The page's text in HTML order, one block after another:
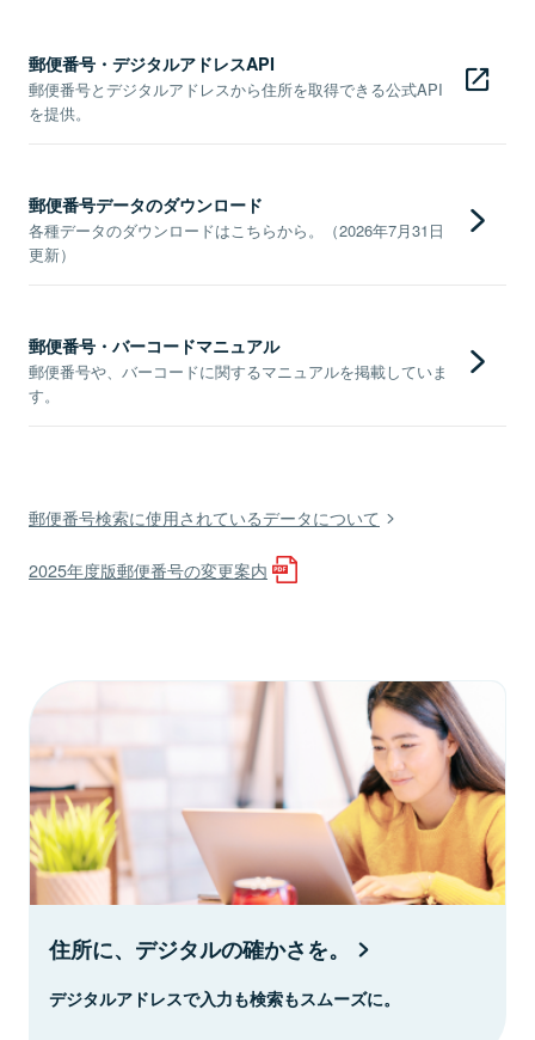
郵便番号・デジタルアドレスAPI
郵便番号とデジタルアドレスから住所を取得できる公式API
を提供。
郵便番号データのダウンロード
各種データのダウンロードはこちらから。（2026年7月31日
更新）
郵便番号・バーコードマニュアル
郵便番号や、バーコードに関するマニュアルを掲載していま
す。
郵便番号検索に使用されているデータについて
2025年度版郵便番号の変更案内
住所に、デジタルの確かさを。
デジタルアドレスで入力も検索もスムーズに。